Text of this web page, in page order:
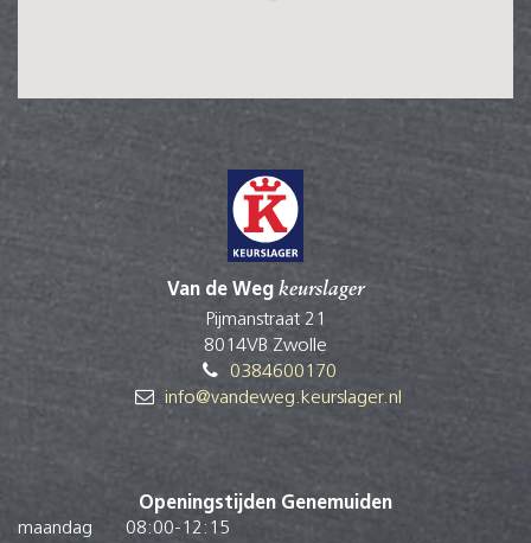
Ossenhaas
Vinkenlap
Wang
Kop
Van de Weg keurslager
Pijmanstraat 21
8014VB Zwolle
0384600170
info@vandeweg.keurslager.nl
Openingstijden Genemuiden
maandag
08:00-12:15